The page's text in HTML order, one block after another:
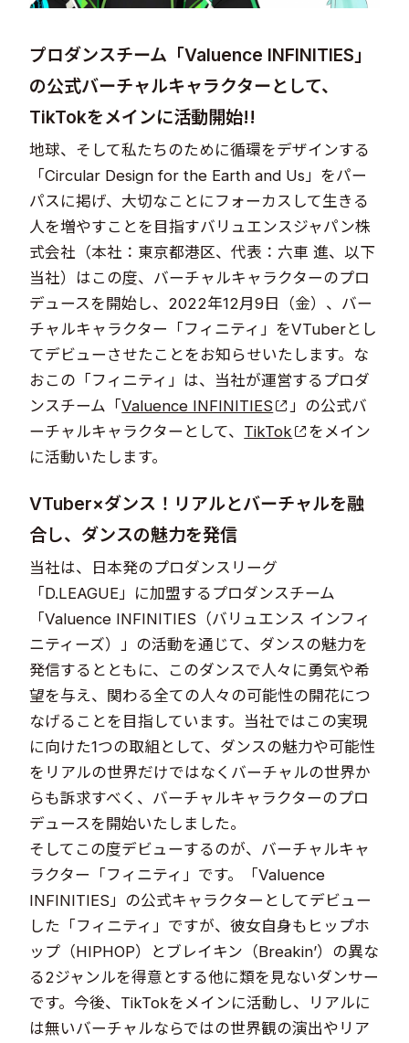
プロダンスチーム「Valuence INFINITIES」
の公式バーチャルキャラクターとして、
TikTokをメインに活動開始!!
地球、そして私たちのために循環をデザインする
「Circular Design for the Earth and Us」をパー
パスに掲げ、大切なことにフォーカスして生きる
人を増やすことを目指すバリュエンスジャパン株
式会社（本社：東京都港区、代表：六車 進、以下
当社）はこの度、バーチャルキャラクターのプロ
デュースを開始し、2022年12月9日（金）、バー
チャルキャラクター「フィニティ」をVTuberとし
てデビューさせたことをお知らせいたします。な
おこの「フィニティ」は、当社が運営するプロダ
ンスチーム「Valuence INFINITIES
」の公式バ
ーチャルキャラクターとして、 TikTok
をメイン
に活動いたします。
VTuber×ダンス！リアルとバーチャルを融
合し、ダンスの魅力を発信
当社は、日本発のプロダンスリーグ
「D.LEAGUE」に加盟するプロダンスチーム
「Valuence INFINITIES（バリュエンス インフィ
ニティーズ）」の活動を通じて、ダンスの魅力を
発信するとともに、このダンスで人々に勇気や希
望を与え、関わる全ての人々の可能性の開花につ
なげることを目指しています。当社ではこの実現
に向けた1つの取組として、ダンスの魅力や可能性
をリアルの世界だけではなくバーチャルの世界か
らも訴求すべく、バーチャルキャラクターのプロ
デュースを開始いたしました。
そしてこの度デビューするのが、バーチャルキャ
ラクター「フィニティ」です。「Valuence
INFINITIES」の公式キャラクターとしてデビュー
した「フィニティ」ですが、彼女自身もヒップホ
ップ（HIPHOP）とブレイキン（Breakin’）の異な
る2ジャンルを得意とする他に類を見ないダンサー
です。今後、TikTokをメインに活動し、リアルに
は無いバーチャルならではの世界観の演出やリア